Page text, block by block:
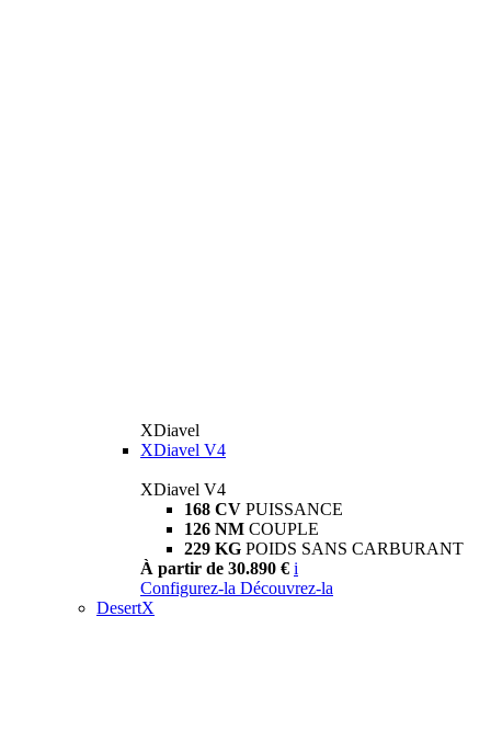
XDiavel
XDiavel V4
XDiavel V4
168 CV PUISSANCE
126 NM COUPLE
229 KG POIDS SANS CARBURANT
À partir de 30.890 € i
Configurez-la Découvrez-la
DesertX